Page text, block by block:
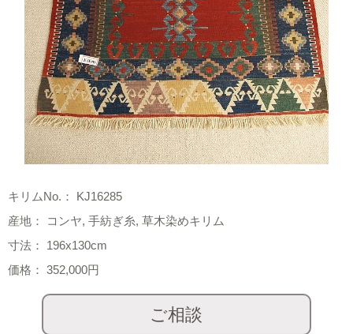
キリムNo.： KJ16285
産地： コンヤ, 手紡ぎ糸, 草木染めキリム
寸法： 196x130cm
価格： 352,000円